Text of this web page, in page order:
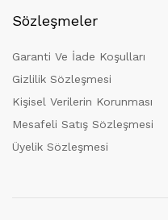
Sözleşmeler
Garanti Ve İade Koşulları
Gizlilik Sözleşmesi
Kişisel Verilerin Korunması
Mesafeli Satış Sözleşmesi
Üyelik Sözleşmesi